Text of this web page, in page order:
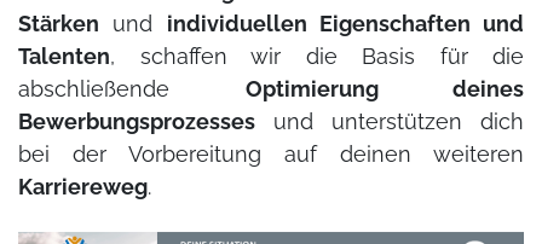
Stärken und individuellen Eigenschaften und
Talenten, schaffen wir die Basis für die
abschließende Optimierung deines
Bewerbungsprozesses und unterstützen dich
bei der Vorbereitung auf deinen weiteren
Karriereweg.